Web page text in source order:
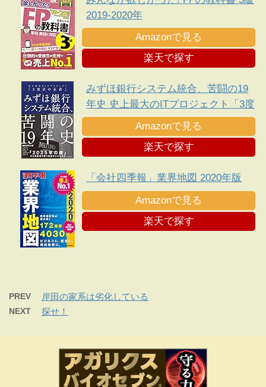
2019-2020年
Amazonで見る
楽天で探す
みずほ銀行システム統合、苦闘の19
年史 史上最大のITプロジェクト「3度
目の正直」
Amazonで見る
楽天で探す
「会社四季報」業界地図 2020年版
Amazonで見る
楽天で探す
PREV 岸田の家系は劣化している
NEXT 探せ！